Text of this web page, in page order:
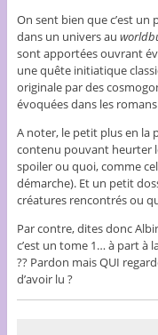
On sent bien que c’est
dans un univers au
sont apportées ouvrant
une quête initiatique
originale par des
évoquées dans les
A noter, le petit plus en la
contenu pouvant heurter
spoiler ou quoi, comme
démarche). Et un petit
créatures rencontrés ou
Par contre, dites donc
c’est un tome 1… à part à
?? Pardon mais QUI
d’avoir lu ?